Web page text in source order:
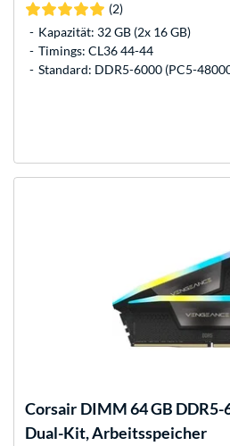
(2)
Kapazität: 32 GB (2x 16 GB)
Timings: CL36 44-44
Standard: DDR5-6000 (PC5-
Corsair DIMM 64 GB DDR5-
Dual-Kit, Arbeitsspeicher